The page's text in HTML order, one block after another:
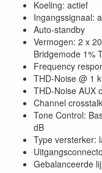
Koeling: actief
Ingangssignaal:
Auto-standby
Vermogen: 2 x
Bridgemode 1%
Frequency
THD-Noise @ 1
THD-Noise AUX
Channel
Tone Control:
dB
Type versterker:
Gebalanceerde